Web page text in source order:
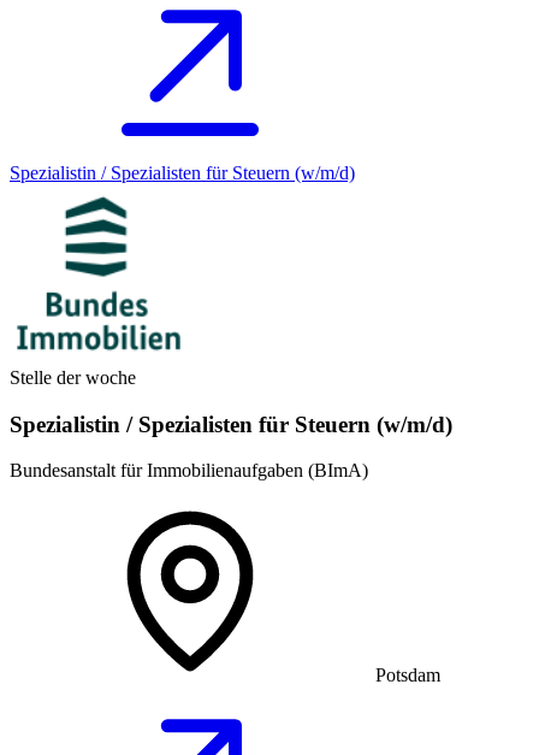
Spezialistin / Spezialisten für Steuern (w/m/d)
Stelle der woche
Spezialistin / Spezialisten für Steuern (w/m/d)
Bundesanstalt für Immobilienaufgaben (BImA)
Potsdam